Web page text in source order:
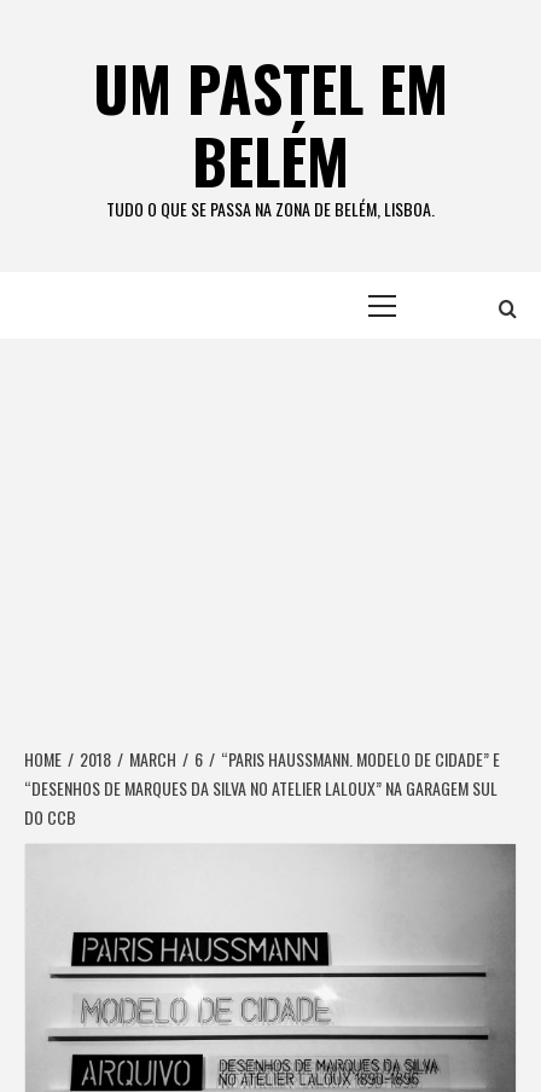
UM PASTEL EM
BELÉM
TUDO O QUE SE PASSA NA ZONA DE BELÉM, LISBOA.
HOME 2018 MARCH 6
“PARIS HAUSSMANN. MODELO DE CIDADE” E
“DESENHOS DE MARQUES DA SILVA NO ATELIER LALOUX” NA GARAGEM SUL
DO CCB